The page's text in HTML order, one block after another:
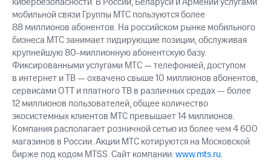
мобильной связи Группы МТС пользуются более
88 миллионов абонентов. На российском рынке мобильного
бизнеса МТС занимает лидирующие позиции, обслуживая
крупнейшую 80-миллионную абонентскую базу.
Фиксированными услугами МТС — телефонией, доступом
в интернет и ТВ — охвачено свыше 10 миллионов абонентов,
сервисами OTT и платного ТВ в различных средах — более
12 миллионов пользователей, общее количество
экосистемных клиентов МТС превышает 14 миллионов.
Компания располагает розничной сетью из более чем 4 600
магазинов в России. Акции МТС котируются на Московской
бирже под кодом MTSS. Сайт компании:www.mts.ru.